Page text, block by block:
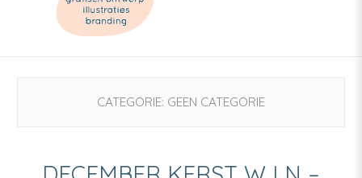
CATEGORIE: GEEN CATEGORIE